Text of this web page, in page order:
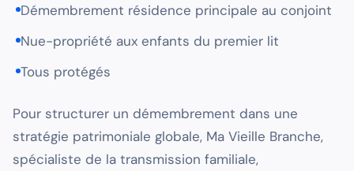
Démembrement résidence principale au conjoint
Nue-propriété aux enfants du premier lit
Tous protégés
Pour structurer un démembrement dans une
stratégie patrimoniale globale, Ma Vieille Branche,
spécialiste de la transmission familiale,